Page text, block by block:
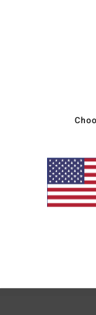
qualità-prezzo